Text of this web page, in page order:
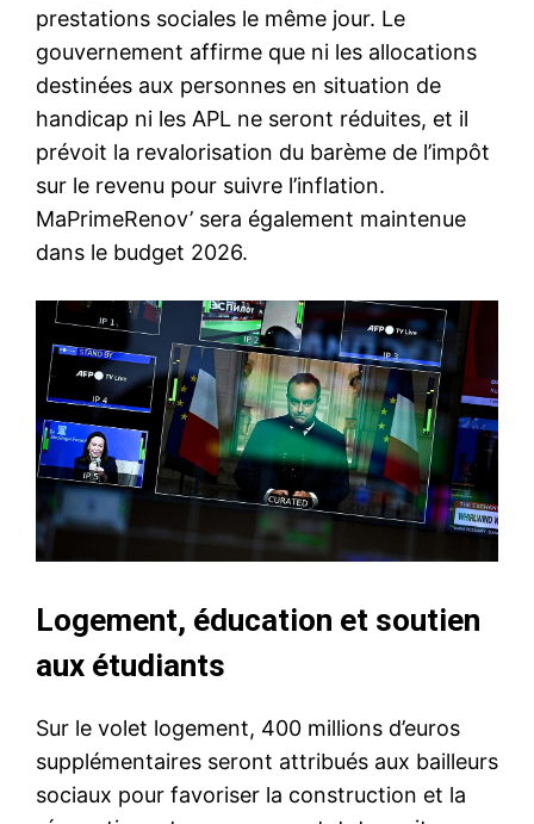
prestations sociales le même jour. Le
gouvernement affirme que ni les allocations
destinées aux personnes en situation de
handicap ni les APL ne seront réduites, et il
prévoit la revalorisation du barème de l’impôt
sur le revenu pour suivre l’inflation.
MaPrimeRenov’ sera également maintenue
dans le budget 2026.
Logement, éducation et soutien
aux étudiants
Sur le volet logement, 400 millions d’euros
supplémentaires seront attribués aux bailleurs
sociaux pour favoriser la construction et la